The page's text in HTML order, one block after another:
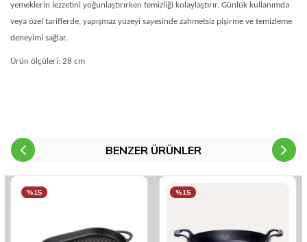
yemeklerin lezzetini yoğunlaştırırken temizliği kolaylaştırır. Günlük kullanımda
veya özel tariflerde, yapışmaz yüzeyi sayesinde zahmetsiz pişirme ve temizleme
deneyimi sağlar.
Ürün ölçüleri: 28 cm
BENZER ÜRÜNLER
%15 %15